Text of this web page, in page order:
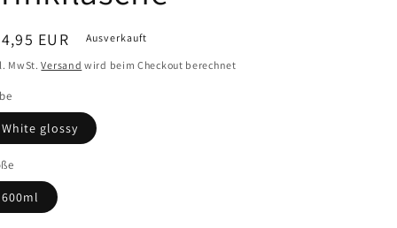
EUR Ausverkauft
MwSt.Versand wird beim Checkout berechnet
White glossy
600ml